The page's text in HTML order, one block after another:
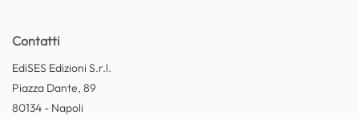
Contatti
EdiSES Edizioni S.r.l.
Piazza Dante, 89
80134 - Napoli